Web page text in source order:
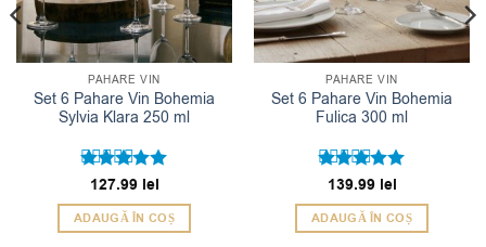
PAHARE VIN
Set 6 Pahare Vin Bohemia
Sylvia Klara 250 ml
Evaluat la
5din 5
127.99 lei
ADAUGĂ ÎN COȘ
PAHARE VIN
Set 6 Pahare Vin Bohemia
Fulica 300 ml
Evaluat la
5din 5
139.99 lei
ADAUGĂ ÎN COȘ